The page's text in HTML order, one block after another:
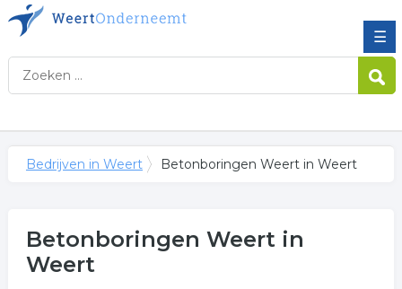
☰
Bedrijven in Weert Betonboringen Weert in Weert
Betonboringen Weert in
Weert